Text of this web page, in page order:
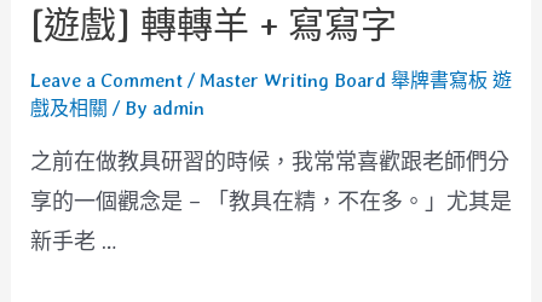
[遊戲] 轉轉羊 + 寫寫字
Leave a Comment /Master Writing Board 舉牌書寫板 遊
戲及相關 / By admin
之前在做教具研習的時候，我常常喜歡跟老師們分
享的一個觀念是 – 「教具在精，不在多。」尤其是
新手老 …